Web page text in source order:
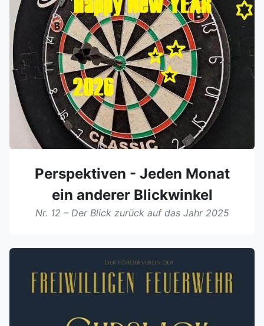
Perspektiven - Jeden Monat
ein anderer Blickwinkel
Nr. 12 – Der Blick zurück auf das Jahr 2025